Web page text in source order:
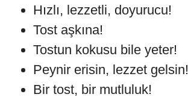
Hızlı, lezzetli, doyurucu!
Tost aşkına!
Tostun kokusu bile yeter!
Peynir erisin, lezzet gelsin!
Bir tost, bir mutluluk!